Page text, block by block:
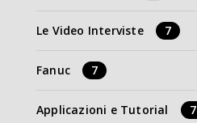
Le Video Interviste 7
Fanuc 7
Applicazioni e Tutorial 7